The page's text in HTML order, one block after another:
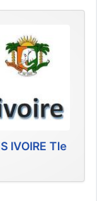
IVOIRE Tle